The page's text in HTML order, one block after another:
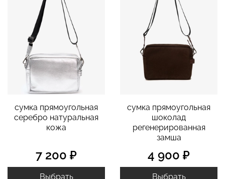
сумка прямоугольная
серебро натуральная
кожа
7 200 ₽
Выбрать
сумка прямоугольная
шоколад
регенерированная
замша
4 900 ₽
Выбрать